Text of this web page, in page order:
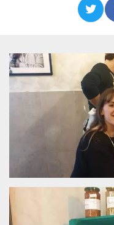
Necessari
senza.